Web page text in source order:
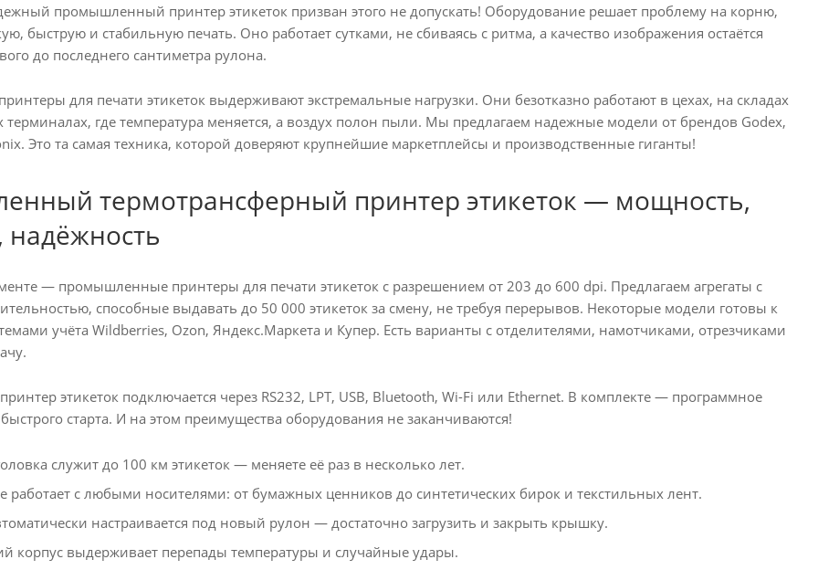
промышленный принтер этикеток призван этого не допускать! Оборудование решает проблему на корню,
быструю и стабильную печать. Оно работает сутками, не сбиваясь с ритма, а качество изображения остаётся
до последнего сантиметра рулона.
для печати этикеток выдерживают экстремальные нагрузки. Они безотказно работают в цехах, на складах
терминалах, где температура меняется, а воздух полон пыли. Мы предлагаем надежные модели от брендов Godex,
Это та самая техника, которой доверяют крупнейшие маркетплейсы и производственные гиганты!
термотрансферный принтер этикеток — мощность,
надёжность
— промышленные принтеры для печати этикеток с разрешением от 203 до 600 dpi. Предлагаем агрегаты с
способные выдавать до 50 000 этикеток за смену, не требуя перерывов. Некоторые модели готовы к
учёта Wildberries, Ozon, Яндекс.Маркета и Купер. Есть варианты с отделителями, намотчиками, отрезчиками
этикеток подключается через RS232, LPT, USB, Bluetooth, Wi-Fi или Ethernet. В комплекте — программное
старта. И на этом преимущества оборудования не заканчиваются!
служит до 100 км этикеток — меняете её раз в несколько лет.
работает с любыми носителями: от бумажных ценников до синтетических бирок и текстильных лент.
настраивается под новый рулон — достаточно загрузить и закрыть крышку.
корпус выдерживает перепады температуры и случайные удары.